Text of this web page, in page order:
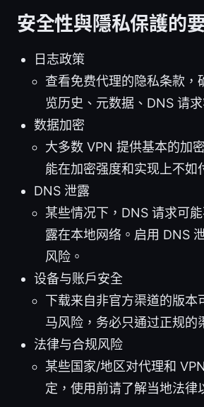
安全性與隱私保護的
日志政策
查看免费代理的隐私条款，
览历史、元数据、DNS 请求
数据加密
大多数 VPN 提供基本的加
能在加密强度和实现上不如
DNS 泄露
某些情况下，DNS 请求可
露在本地网络。启用 DNS
风险。
设备与账户安全
下载来自非官方渠道的版本
马风险，务必只通过正规的
法律与合规风险
某些国家/地区对代理和
定，使用前请了解当地法律